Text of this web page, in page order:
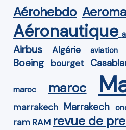
Aérohebdo
Aéronautique
Airbus Algérie aviation
Boeing bourget
maroc maroc
marrakech Marrakech
ram RAM revue de